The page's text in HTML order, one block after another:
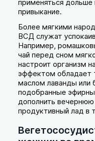
применяться
привыкание.
Более мягкими
ВСД служат
Например,
чай перед сном
настроит организм
эффектом обладает
маслом лаванды или
подобранные
дополнить вечернюю
продуктивный лад в